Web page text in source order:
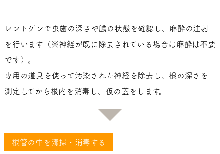
レントゲンで虫歯の深さや膿の状態を確認し、麻酔の注射
を行います（※神経が既に除去されている場合は麻酔は不要
です）。
専用の道具を使って汚染された神経を除去し、根の深さを
測定してから根内を消毒し、仮の蓋をします。
根管の中を清掃・消毒する